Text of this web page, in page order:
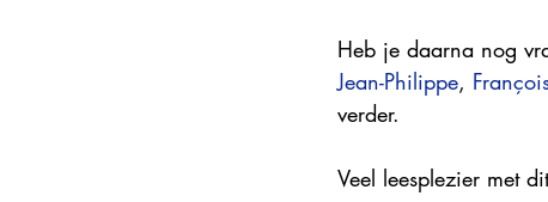
Heb je daarna nog
Jean-Philippe,
verder.
Veel leesplezier met